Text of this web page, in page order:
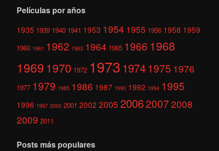
Películas por años
1935 1939 1940 1941 1953 1954 1955 1956 1958 1959
1960 1961 1962 1963 1964 1965 1966 1968
1969 1970 1972 1973 1974 1975 1976
1977 1979 1985 1986 1987 1990 1992 1994 1995
1996 1997 2000 2001 2002 2005 200620072008
2009 2011
Posts más populares